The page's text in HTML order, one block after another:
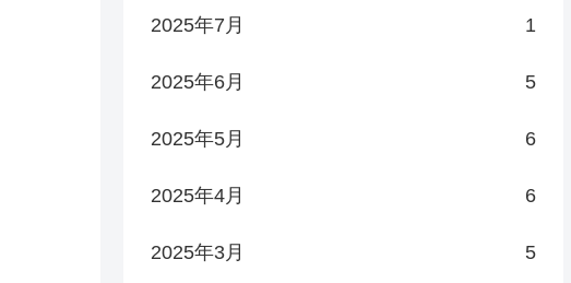
2025年7月 1
2025年6月 5
2025年5月 6
2025年4月 6
2025年3月 5